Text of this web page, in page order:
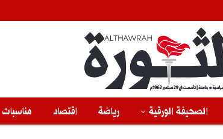
الصحيفة الورقية رياضة اقتصاد مناسبات